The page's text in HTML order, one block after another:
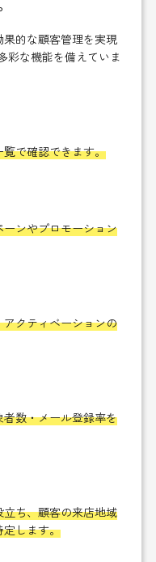
的な顧客管理を実現
彩な機能を備えていま
で確認できます。
ンやプロモーション
クティベーションの
数・メール登録率を
ち、顧客の来店地域
定します。